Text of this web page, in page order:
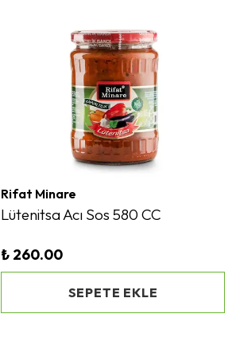
Rifat Minare
Lütenitsa Acı Sos 580 CC
₺ 260.00
SEPETE EKLE